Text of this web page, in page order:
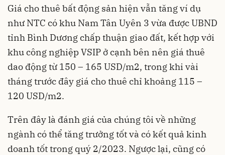
Giá cho thuê bất động sản hiện vẫn tăng ví dụ
như NTC có khu Nam Tân Uyên 3 vừa được UBND
tỉnh Bình Dương chấp thuận giao đất, kết hợp với
khu công nghiệp VSIP ở cạnh bên nên giá thuê
dao động từ 150 – 165 USD/m2, trong khi vài
tháng trước đây giá cho thuê chỉ khoảng 115 –
120 USD/m2.
Trên đây là đánh giá của chúng tôi về những
ngành có thể tăng trưởng tốt và có kết quả kinh
doanh tốt trong quý 2/2023. Ngược lại, cũng có